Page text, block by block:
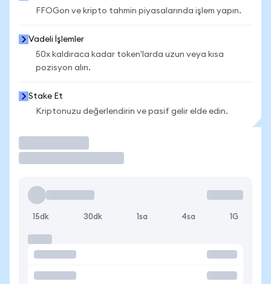
FFOGon ve kripto tahmin piyasalarında işlem yapın.
Vadeli İşlemler
50x kaldıraca kadar token'larda uzun veya kısa
pozisyon alın.
Stake Et
Kriptonuzu değerlendirin ve pasif gelir elde edin.
15dk 30dk 1sa 4sa 1G